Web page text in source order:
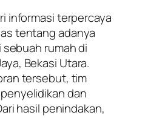
informasi terpercaya
tentang adanya
rumah di
Bekasi Utara.
tersebut, tim
dan
hasil penindakan,